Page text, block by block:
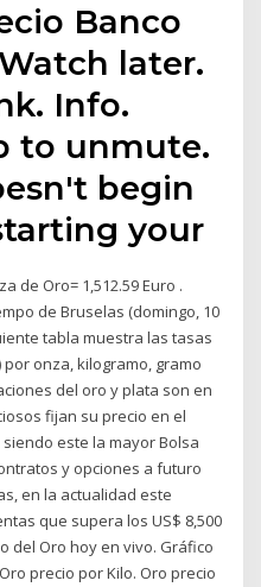
Banco
later.
Info.
to unmute.
begin
your
de Oro= 1,512.59 Euro .
de Bruselas (domingo, 10
tabla muestra las tasas
por onza, kilogramo, gramo
del oro y plata son en
fijan su precio en el
este la mayor Bolsa
y opciones a futuro
en la actualidad este
que supera los US$ 8,500
del Oro hoy en vivo. Gráfico
precio por Kilo. Oro precio